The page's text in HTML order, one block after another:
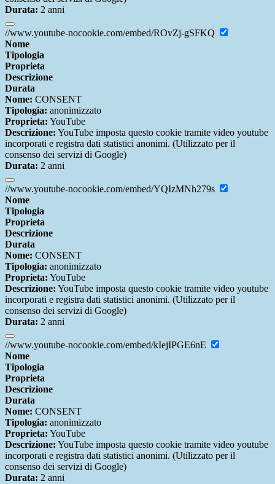
Durata: 2 anni
//www.youtube-nocookie.com/embed/ROvZj-gSFKQ
Nome
Tipologia
Proprieta
Descrizione
Durata
Nome: CONSENT
Tipologia: anonimizzato
Proprieta: YouTube
Descrizione: YouTube imposta questo cookie tramite video youtube
incorporati e registra dati statistici anonimi. (Utilizzato per il
consenso dei servizi di Google)
Durata: 2 anni
//www.youtube-nocookie.com/embed/YQIzMNh279s
Nome
Tipologia
Proprieta
Descrizione
Durata
Nome: CONSENT
Tipologia: anonimizzato
Proprieta: YouTube
Descrizione: YouTube imposta questo cookie tramite video youtube
incorporati e registra dati statistici anonimi. (Utilizzato per il
consenso dei servizi di Google)
Durata: 2 anni
//www.youtube-nocookie.com/embed/kIejIPGE6nE
Nome
Tipologia
Proprieta
Descrizione
Durata
Nome: CONSENT
Tipologia: anonimizzato
Proprieta: YouTube
Descrizione: YouTube imposta questo cookie tramite video youtube
incorporati e registra dati statistici anonimi. (Utilizzato per il
consenso dei servizi di Google)
Durata: 2 anni